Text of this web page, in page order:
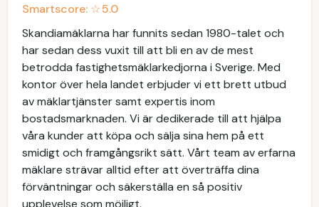
Smartscore: ☆5.0
Skandiamäklarna har funnits sedan 1980-talet och
har sedan dess vuxit till att bli en av de mest
betrodda fastighetsmäklarkedjorna i Sverige. Med
kontor över hela landet erbjuder vi ett brett utbud
av mäklartjänster samt expertis inom
bostadsmarknaden. Vi är dedikerade till att hjälpa
våra kunder att köpa och sälja sina hem på ett
smidigt och framgångsrikt sätt. Vårt team av erfarna
mäklare strävar alltid efter att överträffa dina
förväntningar och säkerställa en så positiv
upplevelse som möjligt.